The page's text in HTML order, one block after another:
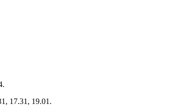
17.31, 19.01.